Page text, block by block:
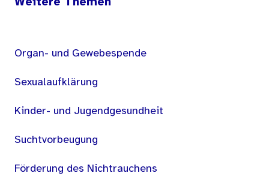
Organ- und Gewebespende
Sexualaufklärung
Kinder- und Jugendgesundheit
Suchtvorbeugung
Förderung des Nichtrauchens